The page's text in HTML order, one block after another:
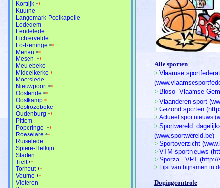
Kortrijk **
Kuurne
Langemark-Poelkapelle
Ledegem
Lendelede
Lichtervelde
Lo-Reninge **
Menen **
Mesen **
Meulebeke
Middelkerke *
Moorslede
Nieuwpoort **
Oostende **
Oostkamp *
Oostrozebeke
Oudenburg **
Pittem
Poperinge
**
Roeselare **
Ruiselede
Spiere-Helkijn
Staden
Tielt **
Torhout **
Veurne **
Vleteren
Alle sporten
> Vlaamse
> Bloso  Vlaamse
> Vlaanderen sport
> Gezond sporten
> Actueel sportnieuws
> Sportwereld 
(www.sportwereld.be)
> Sportoverzicht
> VTM sportnieuws
> Sporza - VRT
> Lijst van bijnamen in
Dopingcontrole